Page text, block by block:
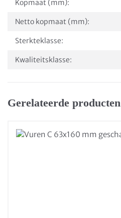
Kopmaat (mm):
Netto kopmaat (mm):
Sterkteklasse:
Kwaliteitsklasse:
Gerelateerde producten